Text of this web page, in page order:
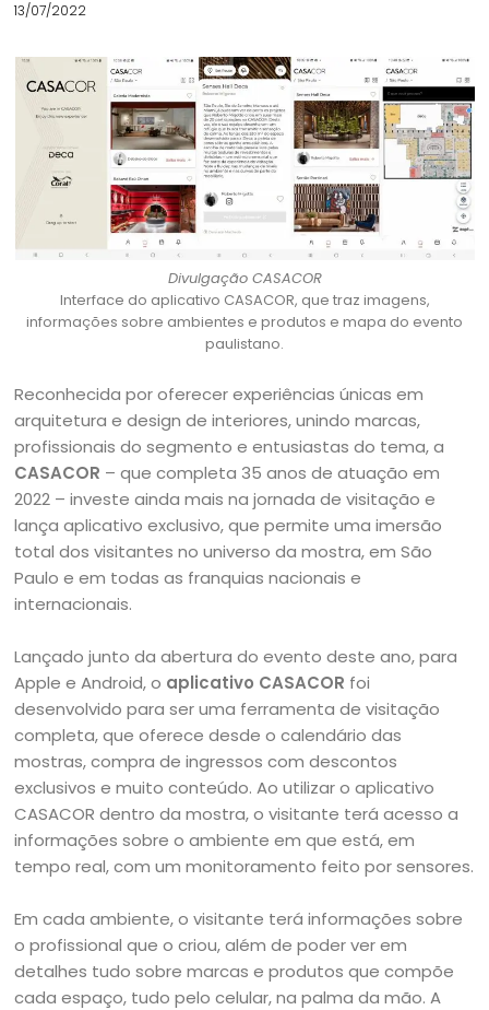
13/07/2022
Divulgação CASACOR
Interface do aplicativo CASACOR, que traz imagens,
informações sobre ambientes e produtos e mapa do evento
paulistano.
Reconhecida por oferecer experiências únicas em
arquitetura e design de interiores, unindo marcas,
profissionais do segmento e entusiastas do tema, a
CASACOR – que completa 35 anos de atuação em
2022 – investe ainda mais na jornada de visitação e
lança aplicativo exclusivo, que permite uma imersão
total dos visitantes no universo da mostra, em São
Paulo e em todas as franquias nacionais e
internacionais.
Lançado junto da abertura do evento deste ano, para
Apple e Android, o aplicativo CASACOR foi
desenvolvido para ser uma ferramenta de visitação
completa, que oferece desde o calendário das
mostras, compra de ingressos com descontos
exclusivos e muito conteúdo. Ao utilizar o aplicativo
CASACOR dentro da mostra, o visitante terá acesso a
informações sobre o ambiente em que está, em
tempo real, com um monitoramento feito por sensores.
Em cada ambiente, o visitante terá informações sobre
o profissional que o criou, além de poder ver em
detalhes tudo sobre marcas e produtos que compõe
cada espaço, tudo pelo celular, na palma da mão. A